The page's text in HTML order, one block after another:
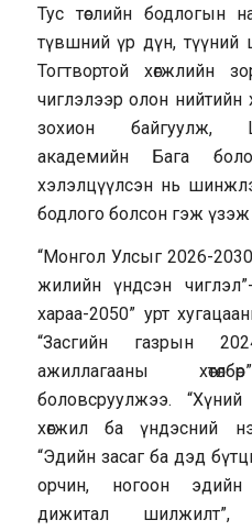
Тус төслийн бодлогын
түвшний үр дүн, түүний
Тогтвортой хөгжлийн
чиглэлээр олон нийтийн
зохион байгуулж,
академийн Бага
хэлэлцүүлсэн нь
бодлого болсон гэж үзэж
“Монгол Улсыг 2026-
жилийн үндсэн
хараа-2050” урт
“Засгийн газрын
ажиллагааны
боловсруулжээ. “Хүний
хөгжил ба үндэсний
“Эдийн засаг ба дэд
орчин, ногоон эдийн
дижитал шилжилт”,